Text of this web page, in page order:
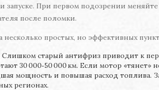
При первом подозрении
после поломки.
простых, но эффективных
Слишком старый антифриз приводит к
30 000‑50 000 км. Если мотор «тянет»
мощность и повышая расход топлива.
регионах.